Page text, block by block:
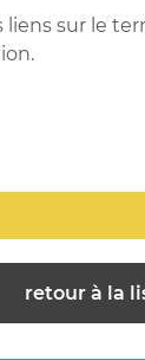
liens sur le
retour à la